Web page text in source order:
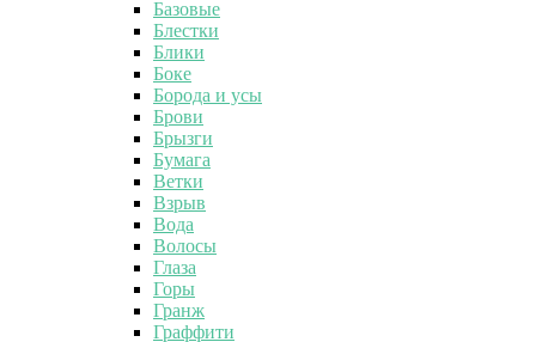
Базовые
Блестки
Блики
Боке
Борода и усы
Брови
Брызги
Бумага
Ветки
Взрыв
Вода
Волосы
Глаза
Горы
Гранж
Граффити